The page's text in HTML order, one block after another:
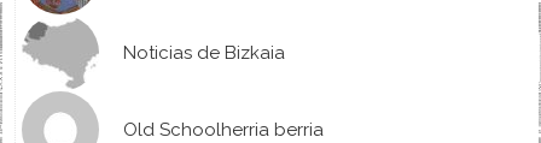
Noticias de Bizkaia
Old Schoolherria berria